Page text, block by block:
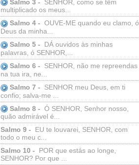
Salmo 3 -
SENHOR, como se têm
multiplicado os meus...
Salmo 4 - OUVE-ME quando eu clamo, ó
Deus da minha...
Salmo 5 -
DÁ ouvidos às minhas
palavras, ó SENHOR,...
Salmo 6 -
SENHOR, não me repreendas
na tua ira, ne...
Salmo 7 -
SENHOR meu Deus, em ti
confio; salva-me ...
Salmo 8 - Ó SENHOR, Senhor nosso,
quão admirável é...
Salmo 9 -
EU te louvarei, SENHOR, com
todo o meu c...
Salmo 10 -
POR que estás ao longe,
SENHOR? Por que ...